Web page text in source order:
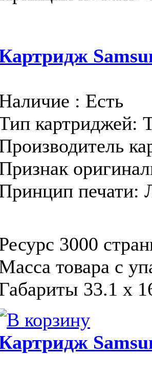
: Есть
картриджей:
печати:
3000
товара с
33.1 х